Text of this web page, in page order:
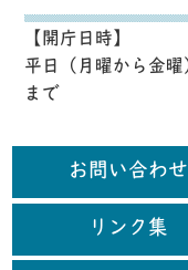
【開庁日時】
平日（月曜から金
まで
お問い合わせ
リンク集